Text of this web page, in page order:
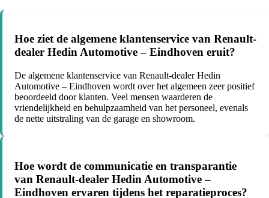
Hoe ziet de algemene klantenservice van Renault-
dealer Hedin Automotive – Eindhoven eruit?
De algemene klantenservice van Renault-dealer Hedin
Automotive – Eindhoven wordt over het algemeen zeer positief
beoordeeld door klanten. Veel mensen waarderen de
vriendelijkheid en behulpzaamheid van het personeel, evenals
de nette uitstraling van de garage en showroom.
Hoe wordt de communicatie en transparantie
van Renault-dealer Hedin Automotive –
Eindhoven ervaren tijdens het reparatieproces?